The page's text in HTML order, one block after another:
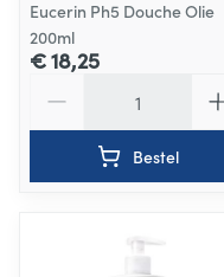
Eucerin Ph5 Douche Olie
200ml
€ 18,25
Bestel